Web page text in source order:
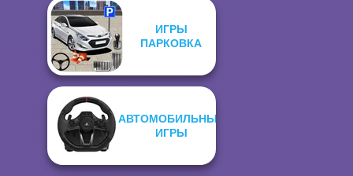
Canyon Defence
ИГРЫ
ПАРКОВКА
АВТОМОБИЛЬНЫЕ
ИГРЫ